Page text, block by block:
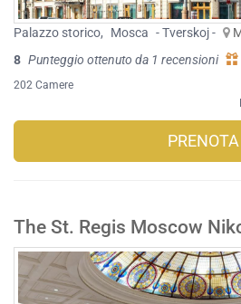
Palazzo storico, Mosca - Tverskoj -
8 Punteggio ottenuto da 1 recensioni
202 Camere
PRENOTA
The St. Regis Moscow